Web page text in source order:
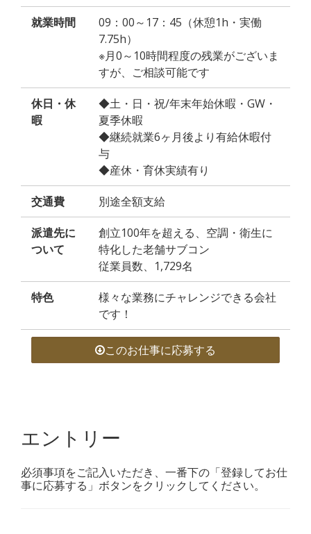
就業時間
09：00～17：45（休憩1h・実働
7.75h）
※月0～10時間程度の残業がございま
すが、ご相談可能です
休日・休
暇
◆土・日・祝/年末年始休暇・GW・
夏季休暇
◆継続就業6ヶ月後より有給休暇付
与
◆産休・育休実績有り
交通費 別途全額支給
派遣先に
ついて
創立100年を超える、空調・衛生に
特化した老舗サブコン
従業員数、1,729名
特色
様々な業務にチャレンジできる会社
です！
このお仕事に応募する
エントリー
必須事項をご記入いただき、一番下の「登録してお仕
事に応募する」ボタンをクリックしてください。